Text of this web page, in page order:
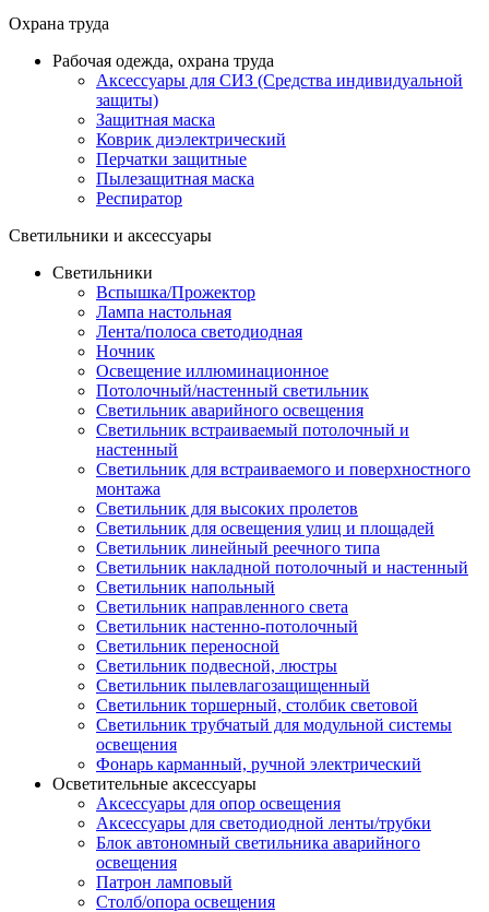
Охрана труда
Рабочая одежда, охрана труда
Аксессуары для СИЗ (Средства индивидуальной
защиты)
Защитная маска
Коврик диэлектрический
Перчатки защитные
Пылезащитная маска
Респиратор
Светильники и аксессуары
Светильники
Вспышка/Прожектор
Лампа настольная
Лента/полоса светодиодная
Ночник
Освещение иллюминационное
Потолочный/настенный светильник
Светильник аварийного освещения
Светильник встраиваемый потолочный и
настенный
Светильник для встраиваемого и поверхностного
монтажа
Светильник для высоких пролетов
Светильник для освещения улиц и площадей
Светильник линейный реечного типа
Светильник накладной потолочный и настенный
Светильник напольный
Светильник направленного света
Светильник настенно-потолочный
Светильник переносной
Светильник подвесной, люстры
Светильник пылевлагозащищенный
Светильник торшерный, столбик световой
Светильник трубчатый для модульной системы
освещения
Фонарь карманный, ручной электрический
Осветительные аксессуары
Аксессуары для опор освещения
Аксессуары для светодиодной ленты/трубки
Блок автономный светильника аварийного
освещения
Патрон ламповый
Столб/опора освещения